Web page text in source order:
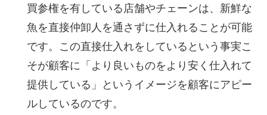
買参権を有している店舗やチェーンは、新鮮な
魚を直接仲卸人を通さずに仕入れることが可能
です。この直接仕入れをしているという事実こ
そが顧客に「より良いものをより安く仕入れて
提供している」というイメージを顧客にアピー
ルしているのです。